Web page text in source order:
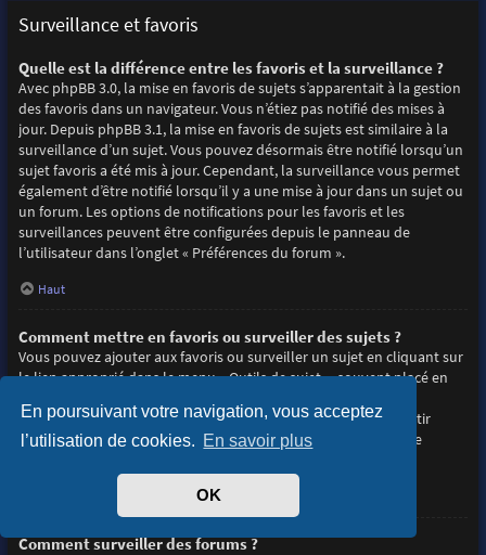
En poursuivant votre navigation, vous acceptez
l’utilisation de cookies. En savoir plus
OK
Surveillance et favoris
Quelle est la différence entre les favoris et la surveillance ?
Avec phpBB 3.0, la mise en favoris de sujets s’apparentait à la gestion
des favoris dans un navigateur. Vous n’étiez pas notifié des mises à
jour. Depuis phpBB 3.1, la mise en favoris de sujets est similaire à la
surveillance d’un sujet. Vous pouvez désormais être notifié lorsqu’un
sujet favoris a été mis à jour. Cependant, la surveillance vous permet
également d’être notifié lorsqu’il y a une mise à jour dans un sujet ou
un forum. Les options de notifications pour les favoris et les
surveillances peuvent être configurées depuis le panneau de
l’utilisateur dans l’onglet « Préférences du forum ».
Haut
Comment mettre en favoris ou surveiller des sujets ?
Vous pouvez ajouter aux favoris ou surveiller un sujet en cliquant sur
le lien approprié dans le menu « Outils de sujet », souvent placé en
Répondre à un sujet en cochant la case du formulaire « M’avertir
lorsqu’une réponse est postée » vous permettra également de
Comment surveiller des forums ?